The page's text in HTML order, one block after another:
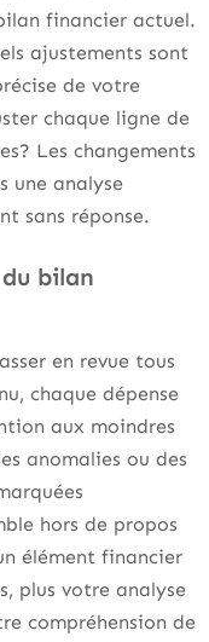
financier actuel.
ajustements sont
de votre
chaque ligne de
Les changements
une analyse
sans réponse.
bilan
en revue tous
chaque dépense
aux moindres
anomalies ou des
hors de propos
élément financier
plus votre analyse
compréhension de